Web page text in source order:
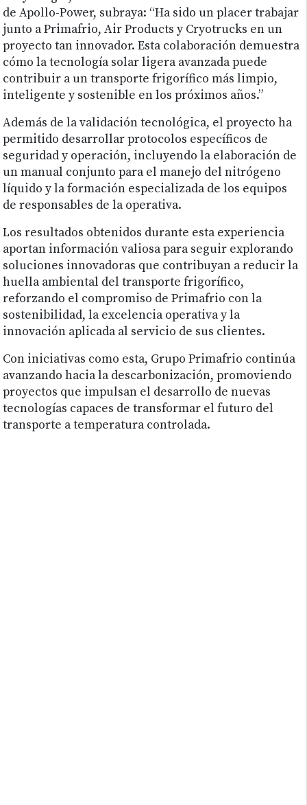
de Apollo-Power, subraya: “Ha sido un placer trabajar
junto a Primafrio, Air Products y Cryotrucks en un
proyecto tan innovador. Esta colaboración demuestra
cómo la tecnología solar ligera avanzada puede
contribuir a un transporte frigorífico más limpio,
inteligente y sostenible en los próximos años.”
Además de la validación tecnológica, el proyecto ha
permitido desarrollar protocolos específicos de
seguridad y operación, incluyendo la elaboración de
un manual conjunto para el manejo del nitrógeno
líquido y la formación especializada de los equipos
de responsables de la operativa.
Los resultados obtenidos durante esta experiencia
aportan información valiosa para seguir explorando
soluciones innovadoras que contribuyan a reducir la
huella ambiental del transporte frigorífico,
reforzando el compromiso de Primafrio con la
sostenibilidad, la excelencia operativa y la
innovación aplicada al servicio de sus clientes.
Con iniciativas como esta, Grupo Primafrio continúa
avanzando hacia la descarbonización, promoviendo
proyectos que impulsan el desarrollo de nuevas
tecnologías capaces de transformar el futuro del
transporte a temperatura controlada.